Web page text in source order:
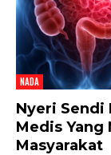
NADA
Nyeri Sendi
Medis Yang
Masyarakat